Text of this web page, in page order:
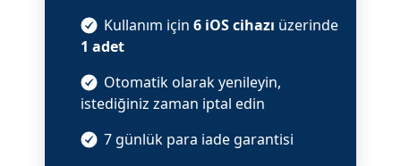
Kullanım için 6 iOS cihazı üzerinde
1 adet
Otomatik olarak yenileyin,
istediğiniz zaman iptal edin
7 günlük para iade garantisi